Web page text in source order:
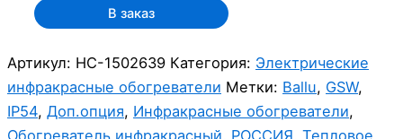
В заказ
Артикул: НС-1502639 Категория: Электрические
инфракрасные обогреватели Метки: Ballu, GSW,
IP54, Доп.опция, Инфракрасные обогреватели,